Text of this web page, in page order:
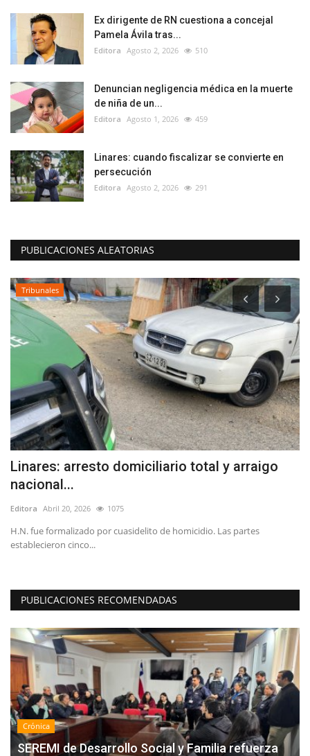
Ex dirigente de RN cuestiona a concejal
Pamela Ávila tras...
Editora Agosto 2, 2026 510
Denuncian negligencia médica en la muerte
de niña de un...
Editora Agosto 1, 2026 459
Linares: cuando fiscalizar se convierte en
persecución
Editora Agosto 2, 2026 291
PUBLICACIONES ALEATORIAS
Tribunales
Linares: arresto domiciliario total y arraigo
nacional...
Editora Abril 20, 2026 1075
H.N. fue formalizado por cuasidelito de homicidio. Las partes
establecieron cinco...
PUBLICACIONES RECOMENDADAS
Crónica
SEREMI de Desarrollo Social y Familia refuerza